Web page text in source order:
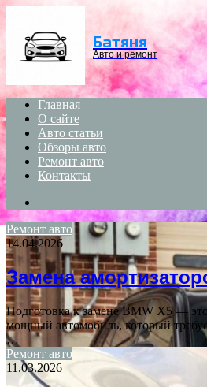
Батяня
Авто и ремонт
Главная
О сайте
Авто статьи
Обзоры авто
Ремонт авто
Контакты
for
Ремонт авто
14.04.2026
Замена
Подготовка к замене BMW X5 —
мощный автомобиль, который
…
Ремонт авто
11.03.2026